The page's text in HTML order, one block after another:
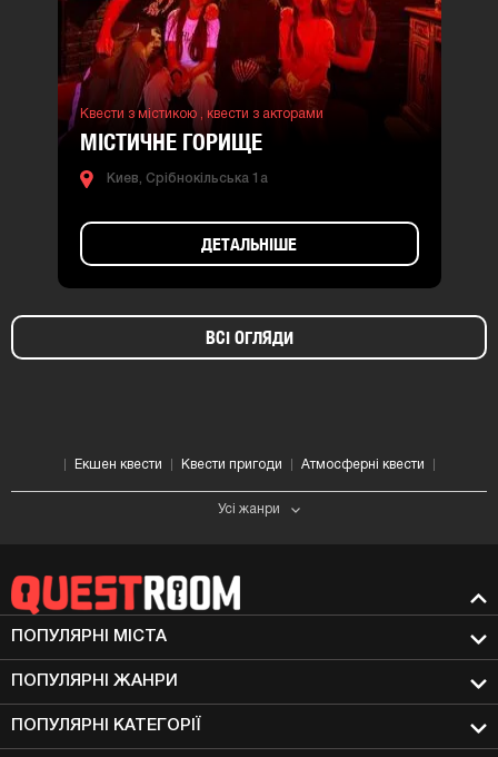
Квести з містикою , квести з акторами
МІСТИЧНЕ ГОРИЩЕ
Киев, Срібнокільська 1а
ДЕТАЛЬНІШЕ
ВСІ ОГЛЯДИ
Екшен квести Квести пригоди Атмосферні квести
Усі жанри
ПОПУЛЯРНІ МIСТА
ПОПУЛЯРНІ ЖАНРИ
ПОПУЛЯРНІ КАТЕГОРІЇ